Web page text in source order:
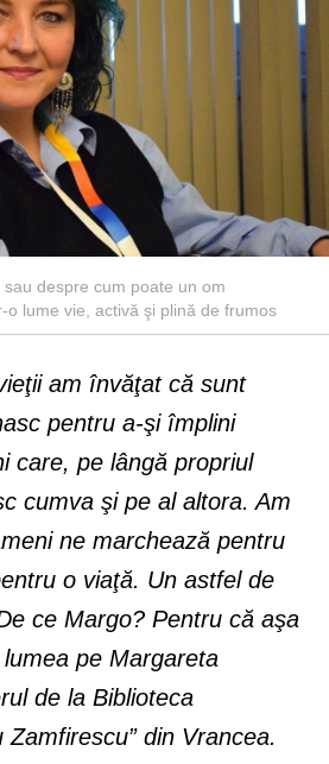
despre cum poate un om
lume vie, activă şi plină de frumos
am învăţat că sunt
pentru a-şi împlini
care, pe lângă propriul
cumva şi pe al altora. Am
ne marchează pentru
o viaţă. Un astfel de
ce Margo? Pentru că aşa
pe Margareta
de la Biblioteca
Zamfirescu” din Vrancea.